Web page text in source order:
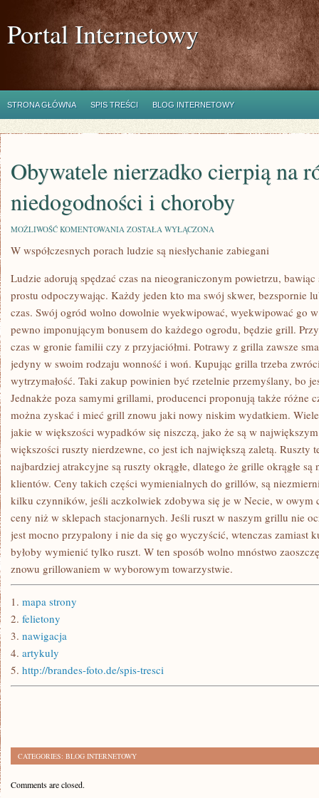
Portal Internetowy
STRONA GŁÓWNA SPIS TREŚCI BLOG INTERNETOWY
Obywatele nierzadko cierpią na
niedogodności i choroby
MOŻLIWOŚĆ KOMENTOWANIA OBYWATELE
CIERPIĄ
NIEDOGODNOŚCI
I
CHOROBY
ZOSTAŁA WYŁĄCZONA
W współczesnych porach ludzie są niesłychanie zabiegani
Ludzie adorują spędzać czas na nieograniczonym powietrzu,
prostu odpoczywając. Każdy jeden kto ma swój skwer, bezspornie
czas. Swój ogród wolno dowolnie wyekwipować, wyekwipować go
pewno imponującym bonusem do każdego ogrodu, będzie grill.
czas w gronie familii czy z przyjaciółmi. Potrawy z grilla zawsze
jedyny w swoim rodzaju wonność i woń. Kupując grilla trzeba
wytrzymałość. Taki zakup powinien być rzetelnie przemyślany, bo
Jednakże poza samymi grillami, producenci proponują także różne
można zyskać i mieć grill znowu jaki nowy niskim wydatkiem.
jakie w większości wypadków się niszczą, jako że są w
większości ruszty nierdzewne, co jest ich największą zaletą. Ruszty
najbardziej atrakcyjne są ruszty okrągłe, dlatego że grille okrągłe są
klientów. Ceny takich części wymienialnych do grillów, są
kilku czynników, jeśli aczkolwiek zdobywa się je w Necie, w owym
ceny niż w sklepach stacjonarnych. Jeśli ruszt w naszym grillu nie
jest mocno przypalony i nie da się go wyczyścić, wtenczas zamiast
byłoby wymienić tylko ruszt. W ten sposób wolno mnóstwo
znowu grillowaniem w wyborowym towarzystwie.
1. mapa strony
2. felietony
3. nawigacja
4. artykuly
5. http://brandes-foto.de/spis-tresci
CATEGORIES: BLOG INTERNETOWY
Comments are closed.